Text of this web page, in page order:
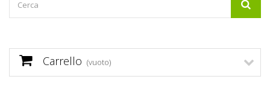
Carrello (vuoto)